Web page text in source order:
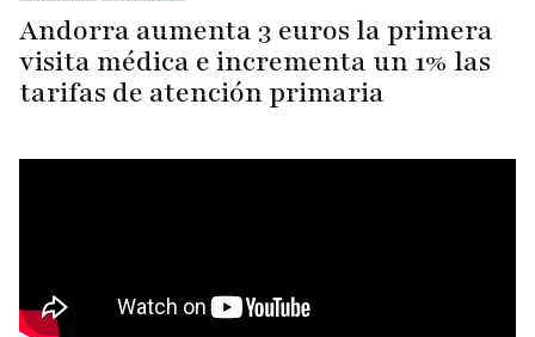
Andorra aumenta 3 euros la primera
visita médica e incrementa un 1% las
tarifas de atención primaria